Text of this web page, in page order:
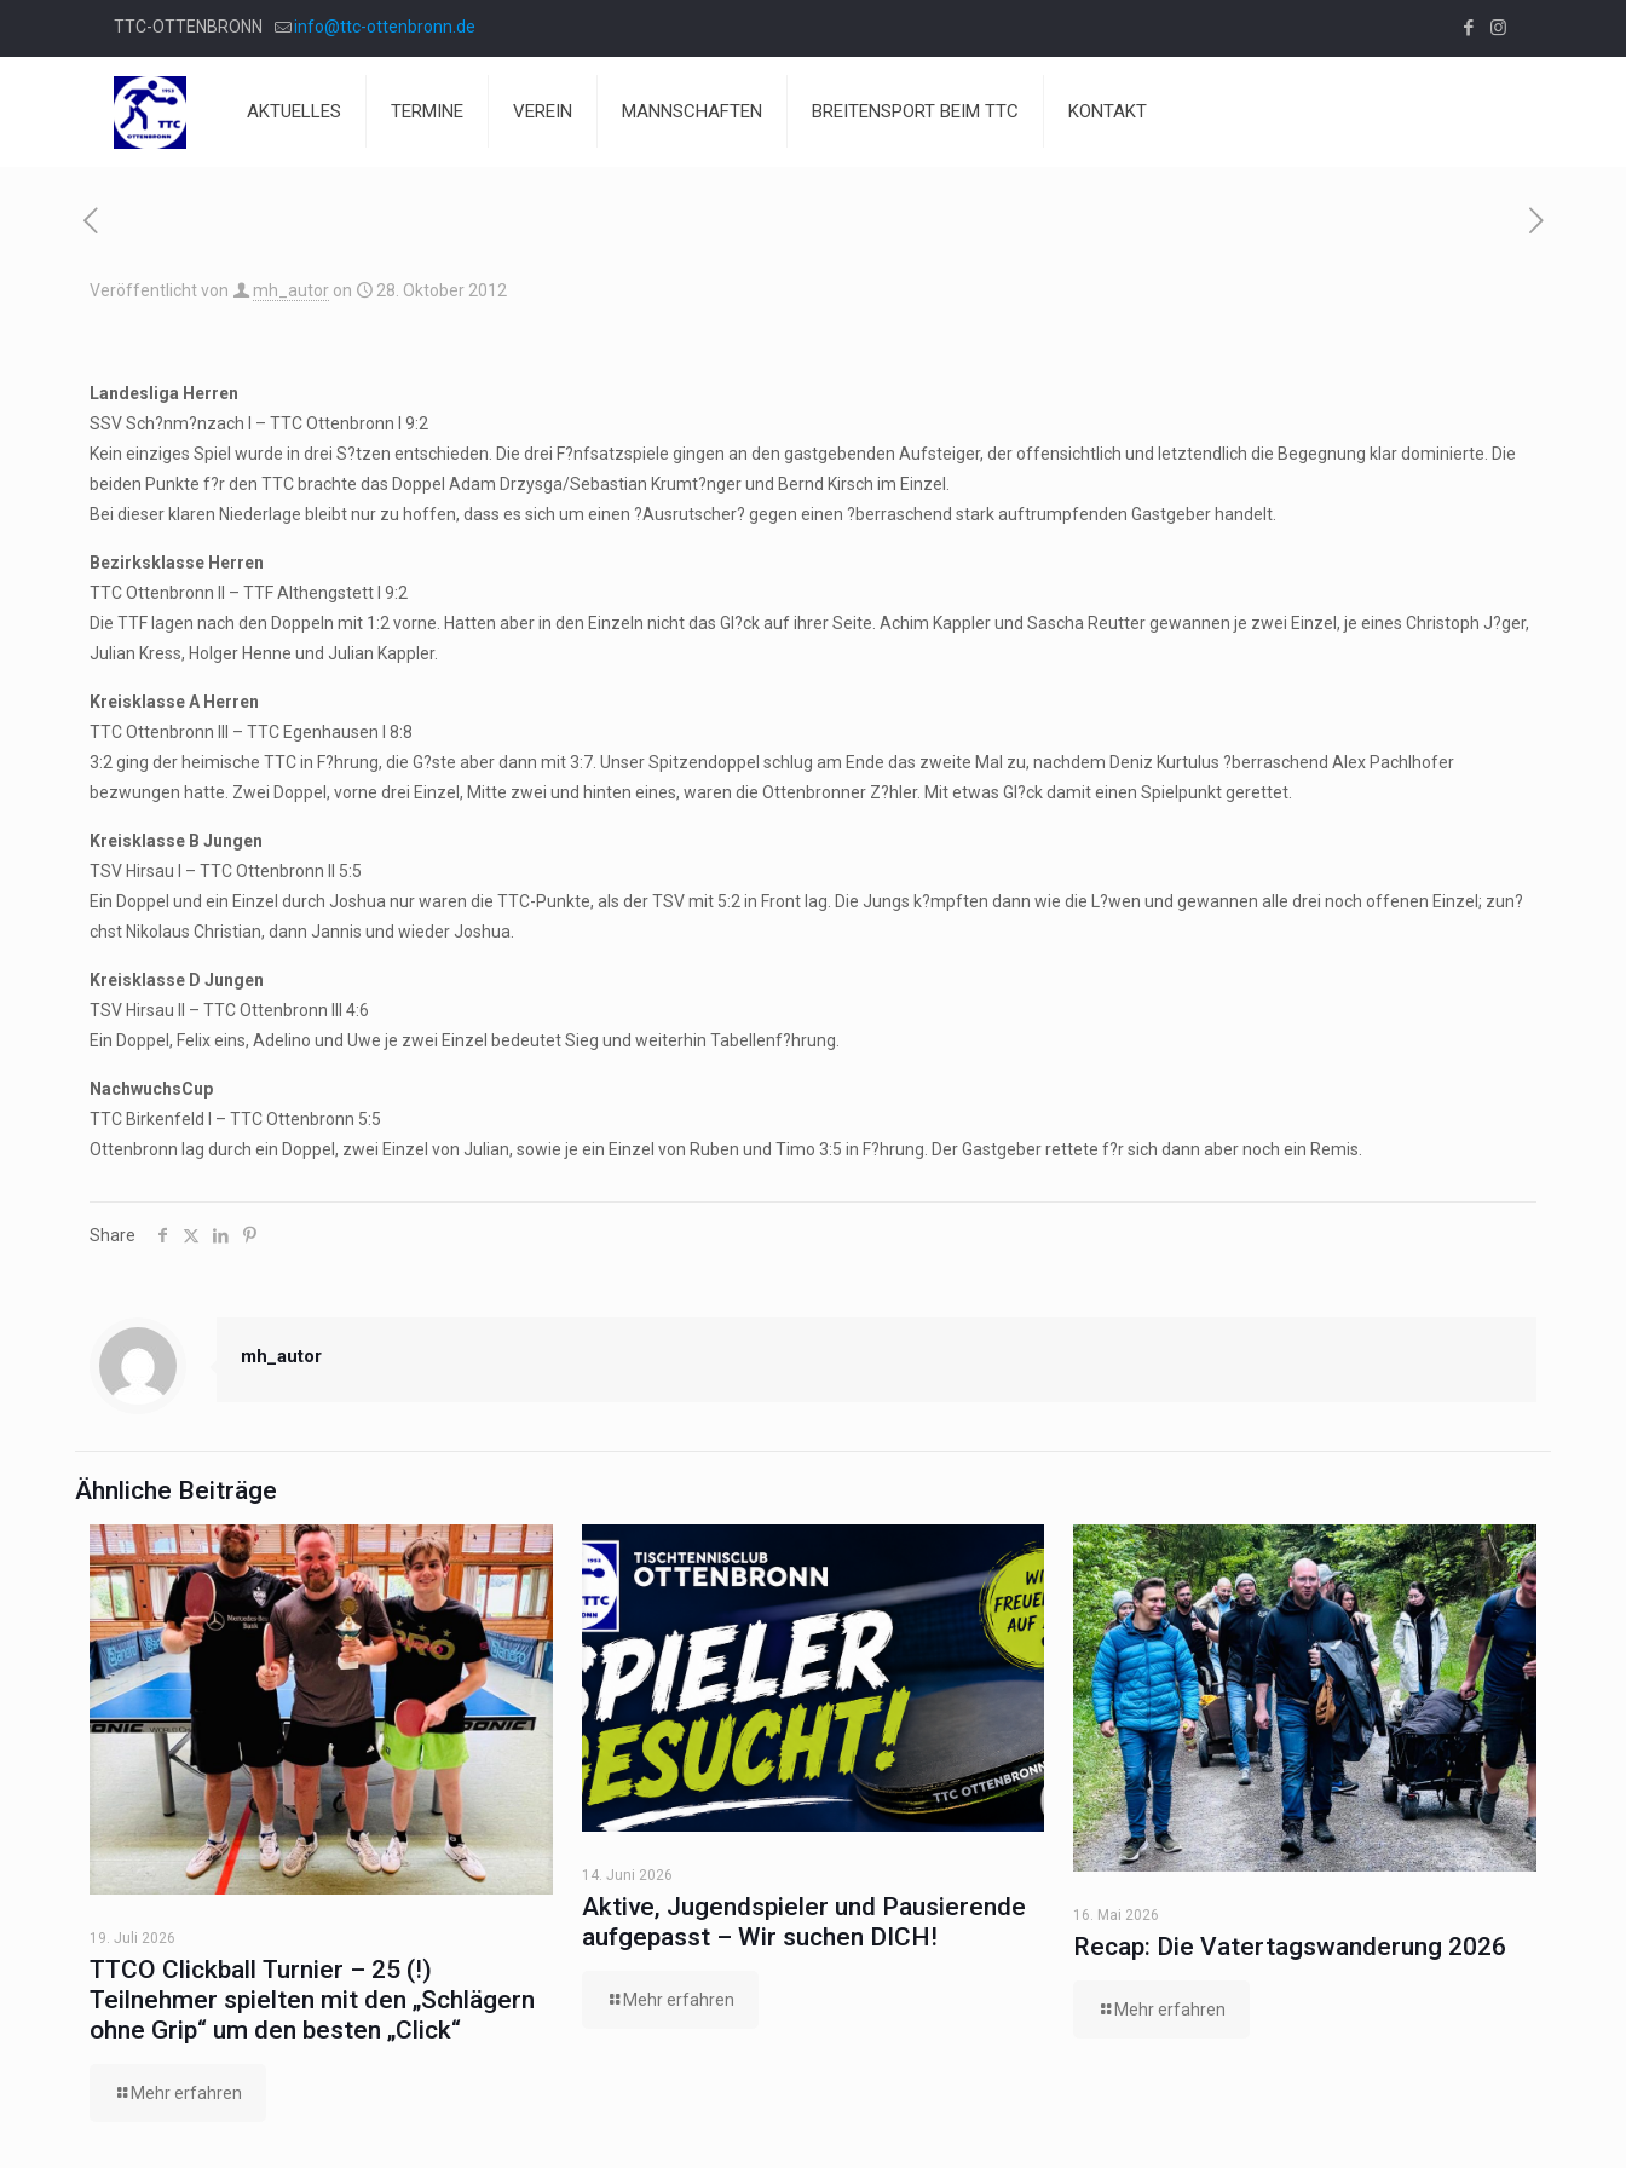
TTC-OTTENBRONN info@ttc-ottenbronn.de
AKTUELLES TERMINE VEREIN MANNSCHAFTEN BREITENSPORT BEIM TTC KONTAKT
Veröffentlicht von mh_autor on 28. Oktober 2012
Landesliga Herren
SSV Sch?nm?nzach I – TTC Ottenbronn I 9:2
Kein einziges Spiel wurde in drei S?tzen entschieden. Die drei F?nfsatzspiele gingen an den gastgebenden Aufsteiger, der offensichtlich und letztendlich die Begegnung klar dominierte. Die
beiden Punkte f?r den TTC brachte das Doppel Adam Drzysga/Sebastian Krumt?nger und Bernd Kirsch im Einzel.
Bei dieser klaren Niederlage bleibt nur zu hoffen, dass es sich um einen ?Ausrutscher? gegen einen ?berraschend stark auftrumpfenden Gastgeber handelt.
Bezirksklasse Herren
TTC Ottenbronn II – TTF Althengstett I 9:2
Die TTF lagen nach den Doppeln mit 1:2 vorne. Hatten aber in den Einzeln nicht das Gl?ck auf ihrer Seite. Achim Kappler und Sascha Reutter gewannen je zwei Einzel, je eines Christoph J?ger,
Julian Kress, Holger Henne und Julian Kappler.
Kreisklasse A Herren
TTC Ottenbronn III – TTC Egenhausen I 8:8
3:2 ging der heimische TTC in F?hrung, die G?ste aber dann mit 3:7. Unser Spitzendoppel schlug am Ende das zweite Mal zu, nachdem Deniz Kurtulus ?berraschend Alex Pachlhofer
bezwungen hatte. Zwei Doppel, vorne drei Einzel, Mitte zwei und hinten eines, waren die Ottenbronner Z?hler. Mit etwas Gl?ck damit einen Spielpunkt gerettet.
Kreisklasse B Jungen
TSV Hirsau I – TTC Ottenbronn II 5:5
Ein Doppel und ein Einzel durch Joshua nur waren die TTC-Punkte, als der TSV mit 5:2 in Front lag. Die Jungs k?mpften dann wie die L?wen und gewannen alle drei noch offenen Einzel; zun?
chst Nikolaus Christian, dann Jannis und wieder Joshua.
Kreisklasse D Jungen
TSV Hirsau II – TTC Ottenbronn III 4:6
Ein Doppel, Felix eins, Adelino und Uwe je zwei Einzel bedeutet Sieg und weiterhin Tabellenf?hrung.
NachwuchsCup
TTC Birkenfeld I – TTC Ottenbronn 5:5
Ottenbronn lag durch ein Doppel, zwei Einzel von Julian, sowie je ein Einzel von Ruben und Timo 3:5 in F?hrung. Der Gastgeber rettete f?r sich dann aber noch ein Remis.
Share
mh_autor
Ähnliche Beiträge
19. Juli 2026
TTCO Clickball Turnier – 25 (!)
Teilnehmer spielten mit den „Schlägern
ohne Grip“ um den besten „Click“
Mehr erfahren
14. Juni 2026
Aktive, Jugendspieler und Pausierende
aufgepasst – Wir suchen DICH!
Mehr erfahren
16. Mai 2026
Recap: Die Vatertagswanderung 2026
Mehr erfahren